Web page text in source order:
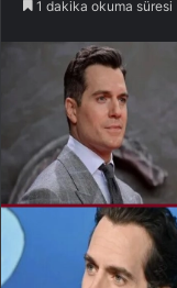
1 dakika okuma süresi